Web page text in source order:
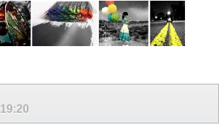
19:20